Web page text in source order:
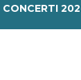
CONCERTI